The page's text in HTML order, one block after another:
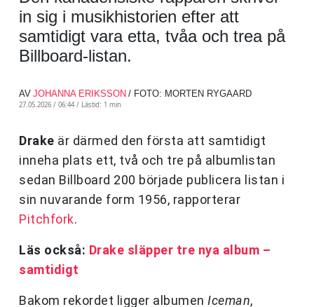
in sig i musikhistorien efter att
samtidigt vara etta, tvåa och trea på
Billboard-listan.
AV JOHANNA ERIKSSON / FOTO: MORTEN RYGAARD
27.05.2026 / 06:44 / Lästid: 1 min
Drake är därmed den första att samtidigt
inneha plats ett, två och tre på albumlistan
sedan Billboard 200 började publicera listan i
sin nuvarande form 1956, rapporterar
Pitchfork.
Läs också: Drake släpper tre nya album –
samtidigt
Bakom rekordet ligger albumen Iceman,